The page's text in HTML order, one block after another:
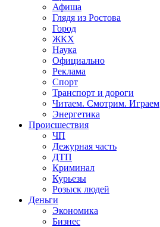
Афиша
Глядя из Ростова
Город
ЖКХ
Наука
Официально
Реклама
Спорт
Транспорт и дороги
Читаем. Смотрим. Играем
Энергетика
Происшествия
ЧП
Дежурная часть
ДТП
Криминал
Курьезы
Розыск людей
Деньги
Экономика
Бизнес